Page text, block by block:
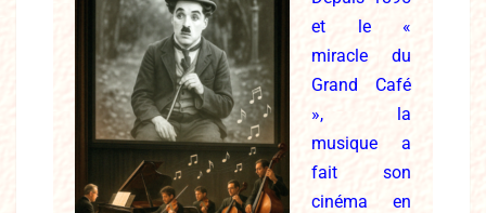
et le «
miracle du
Grand Café
», la
musique a
fait son
cinéma en